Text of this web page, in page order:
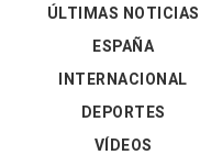
ÚLTIMAS NOTICIAS
ESPAÑA
INTERNACIONAL
DEPORTES
VÍDEOS